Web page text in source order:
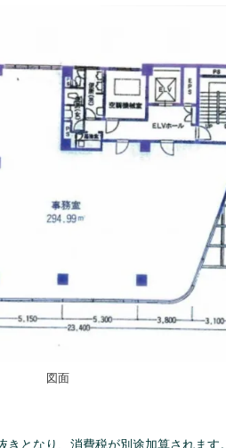
図面
となり、消費税が別途加算されます。